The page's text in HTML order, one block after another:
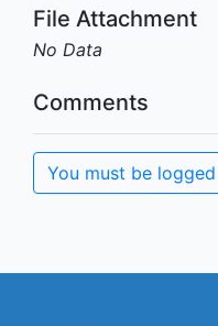
File Attachment
No Data
Comments
You must be